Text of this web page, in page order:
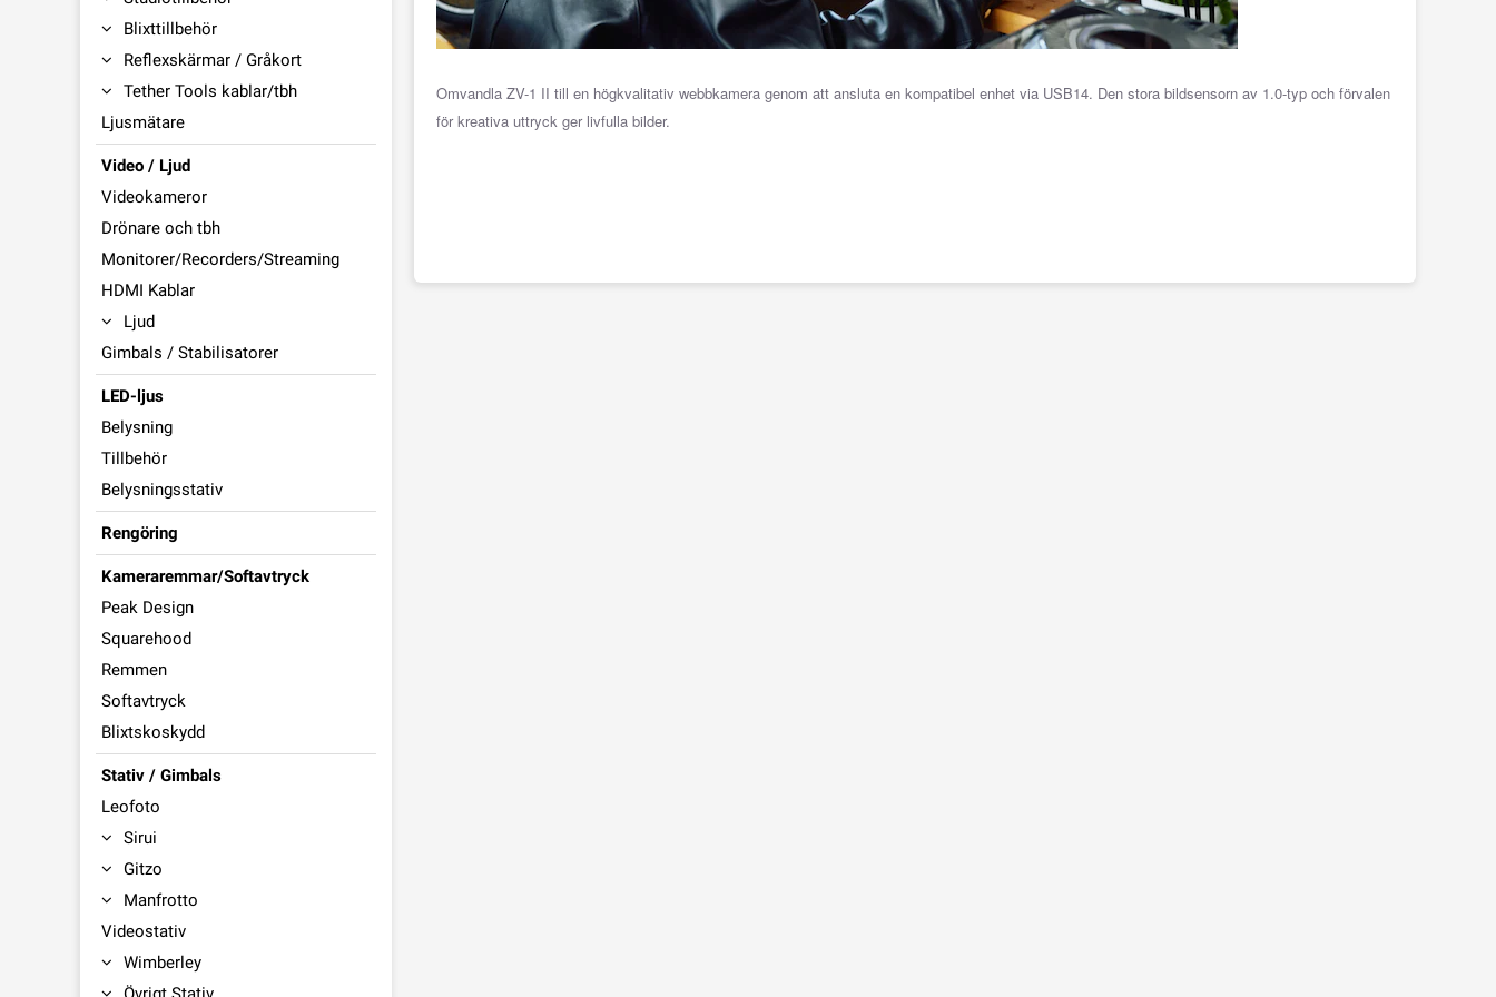
Blixttillbehör
Reflexskärmar / Gråkort
Tether Tools kablar/tbh
Ljusmätare
Video / Ljud
Videokameror
Drönare och tbh
Monitorer/Recorders/Streaming
HDMI Kablar
Ljud
Gimbals / Stabilisatorer
LED-ljus
Belysning
Tillbehör
Belysningsstativ
Rengöring
Kameraremmar/Softavtryck
Peak Design
Squarehood
Remmen
Softavtryck
Blixtskoskydd
Stativ / Gimbals
Leofoto
Sirui
Gitzo
Manfrotto
Videostativ
Wimberley
Omvandla ZV-1 II till en högkvalitativ webbkamera genom att ansluta en kompatibel enhet via USB14. Den stora bildsensorn av 1.0-typ och förvalen
för kreativa uttryck ger livfulla bilder.